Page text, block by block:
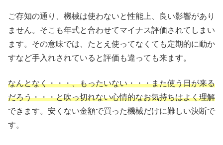
ご存知の通り、機械は使わないと性能上、良い影響があり
ません。そこも年式と合わせてマイナス評価されてしまい
ます。その意味では、たとえ使ってなくても定期的に動か
すなど手入れされていると評価も違っても来ます。
なんとなく・・・、もったいない・・・また使う日が来る
だろう・・・と吹っ切れない心情的なお気持ちはよく理解
できます。安くない金額で買った機械だけに難しい決断で
す。